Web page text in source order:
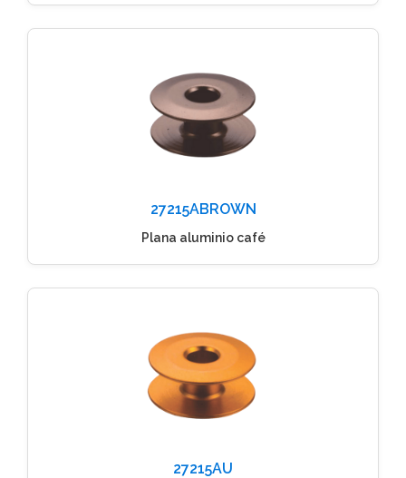
27215ABROWN
Plana aluminio café
27215AU